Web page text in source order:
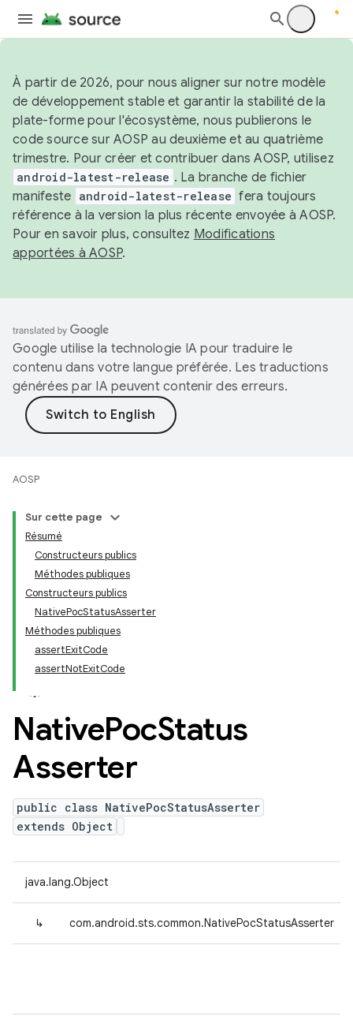
À partir de 2026, pour nous aligner sur notre modèle
de développement stable et garantir la stabilité de la
plate-forme pour l'écosystème, nous publierons le
code source sur AOSP au deuxième et au quatrième
trimestre. Pour créer et contribuer dans AOSP, utilisez
android-latest-release . La branche de fichier
manifeste android-latest-release fera toujours
référence à la version la plus récente envoyée à AOSP.
Pour en savoir plus, consultez Modifications
apportées à AOSP.
Google utilise la technologie IA pour traduire le
contenu dans votre langue préférée. Les traductions
générées par IA peuvent contenir des erreurs.
AOSP
Sur cette page
Résumé
Constructeurs publics
Méthodes publiques
Constructeurs publics
NativePocStatusAsserter
Méthodes publiques
assertExitCode
assertNotExitCode
NativePocStatus
Asserter
public class NativePocStatusAsserter
extends Object
java.lang.Object
↳ com.android.sts.common.NativePocStatusAsserter